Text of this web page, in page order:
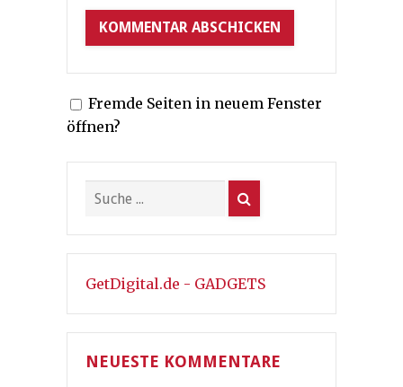
Fremde Seiten in neuem Fenster
öffnen?
GetDigital.de - GADGETS
NEUESTE KOMMENTARE